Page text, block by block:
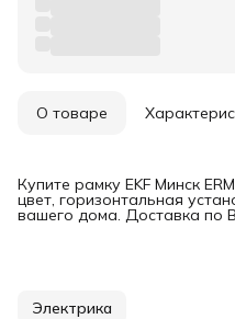
О товаре
Купите рамку EKF Минск
цвет, горизонтальная
вашего дома. Доставка по
Электрика